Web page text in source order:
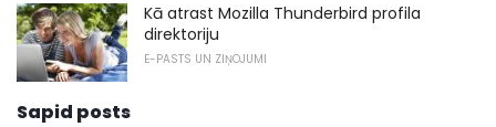
Kā atrast Mozilla Thunderbird profila
direktoriju
E-PASTS UN ZIŅOJUMI
Sapid posts